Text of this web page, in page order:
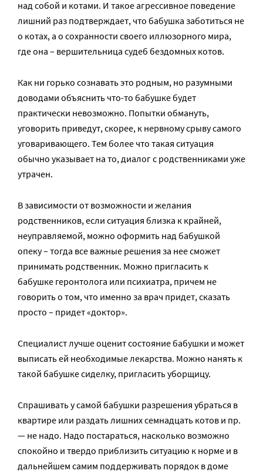
над собой и котами. И такое агрессивное поведение
лишний раз подтверждает, что бабушка заботиться не
о котах, а о сохранности своего иллюзорного мира,
где она – вершительница судеб бездомных котов.
Как ни горько сознавать это родным, но разумными
доводами объяснить что-то бабушке будет
практически невозможно. Попытки обмануть,
уговорить приведут, скорее, к нервному срыву самого
уговаривающего. Тем более что такая ситуация
обычно указывает на то, диалог с родственниками уже
утрачен.
В зависимости от возможности и желания
родственников, если ситуация близка к крайней,
неуправляемой, можно оформить над бабушкой
опеку – тогда все важные решения за нее сможет
принимать родственник. Можно пригласить к
бабушке геронтолога или психиатра, причем не
говорить о том, что именно за врач придет, сказать
просто – придет «доктор».
Специалист лучше оценит состояние бабушки и может
выписать ей необходимые лекарства. Можно нанять к
такой бабушке сиделку, пригласить уборщицу.
Спрашивать у самой бабушки разрешения убраться в
квартире или раздать лишних семнадцать котов и пр.
— не надо. Надо постараться, насколько возможно
спокойно и твердо приблизить ситуацию к норме и в
дальнейшем самим поддерживать порядок в доме